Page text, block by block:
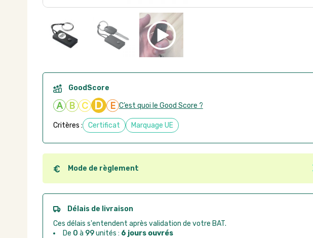
GoodScore
A B C D E C’est quoi le Good Score ?
Critères : Certificat Marquage UE
Mode de règlement
Quel que soit le mode de règlement, vous pouvez passer commande en ligne sur
Good Act.
Paiement CB :paiement sécurisé par carte bancaire
Virement bancaire :
règlement sur facture après la commande
Chorus Pro :règlement par mandat administratif après la commande
Délais de livraison
Ces délais s'entendent après validation de votre BAT.
De 0 à 99unités : 6 jours ouvrés